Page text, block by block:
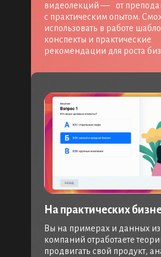
видеолекций — от
с практическим опытом.
использовать в работе
конспекты и практические
рекомендации для роста
Вы на примерах и данных
компаний отработаете
продвигать свой продукт,
На практических